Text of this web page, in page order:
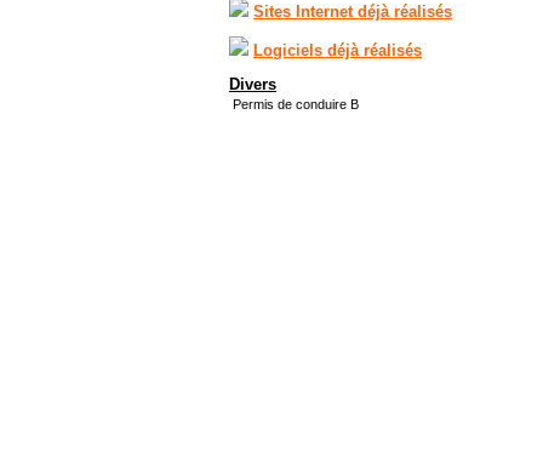
Sites Internet déjà réalisés
Logiciels déjà réalisés
Divers
Permis de conduire B